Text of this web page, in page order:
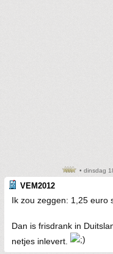
• dinsdag
VEM2012
Ik zou zeggen: 1,25 euro
Dan is frisdrank in
netjes inlevert.